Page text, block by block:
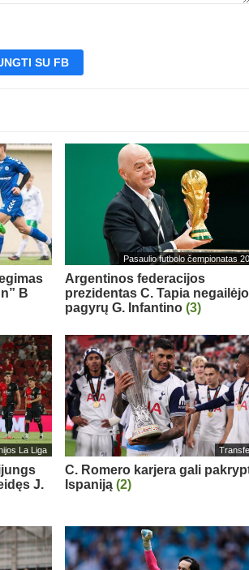
SU FB
B
Pasaulio futbolo čempionatas
Argentinos federacijos
prezidentas C. Tapia negailėjo
pagyrų G. Infantino (3)
La Liga
J.
C. Romero karjera gali
Ispaniją (2)